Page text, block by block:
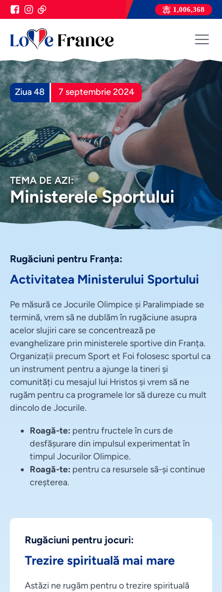
1,006,368
Ziua 48 7 septembrie 2024
TEMA DE AZI:
Ministerele Sportului
Rugăciuni pentru Franța:
Activitatea Ministerului Sportului
Pe măsură ce Jocurile Olimpice și Paralimpiade se
termină, vrem să ne dublăm în rugăciune asupra
acelor slujiri care se concentrează pe
evanghelizare prin ministerele sportive din Franța.
Organizații precum Sport et Foi folosesc sportul ca
un instrument pentru a ajunge la tineri și
comunități cu mesajul lui Hristos și vrem să ne
rugăm pentru ca programele lor să dureze cu mult
dincolo de Jocurile.
Roagă-te: pentru fructele în curs de
desfășurare din impulsul experimentat în
timpul Jocurilor Olimpice.
Roagă-te: pentru ca resursele să-și continue
creșterea.
Rugăciuni pentru jocuri:
Trezire spirituală mai mare
Astăzi ne rugăm pentru o trezire spirituală